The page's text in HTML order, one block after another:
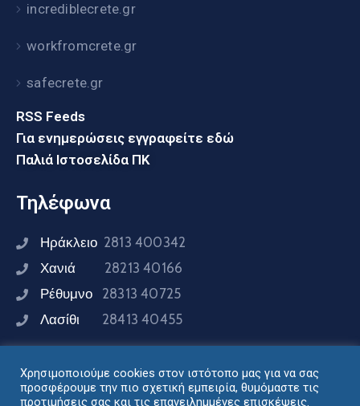
incrediblecrete.gr
workfromcrete.gr
safecrete.gr
RSS Feeds
Για ενημερώσεις εγγραφείτε εδώ
Παλιά Ιστοσελίδα ΠΚ
Τηλέφωνα
Ηράκλειο 2813 400342
Χανιά 28213 40166
Ρέθυμνο 28313 40725
Λασίθι 28413 40455
Συνδεθείτε μαζί μας
Χρησιμοποιούμε cookies στον ιστότοπο μας για να σας
προσφέρουμε την πιο σχετική εμπειρία, θυμόμαστε τις
προτιμήσεις σας και τις επανειλημμένες επισκέψεις.